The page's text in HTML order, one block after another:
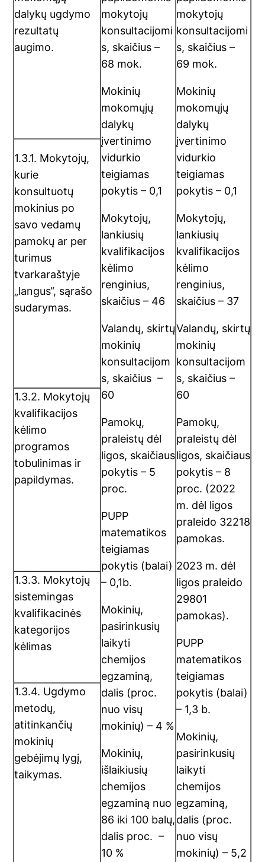
dalykų ugdymo
rezultatų
augimo.
mokytojų
konsultacijomi
s, skaičius –
68 mok.
Mokinių
mokomųjų
dalykų
įvertinimo
vidurkio
teigiamas
pokytis – 0,1
Mokytojų,
lankiusių
kvalifikacijos
kėlimo
renginius,
skaičius – 46
Valandų, skirtų
mokinių
konsultacijom
s, skaičius –
60
Pamokų,
praleistų dėl
ligos, skaičiaus
pokytis – 5
proc.
PUPP
matematikos
teigiamas
pokytis (balai)
– 0,1b.
Mokinių,
pasirinkusių
laikyti
chemijos
egzaminą,
dalis (proc.
nuo visų
mokinių) – 4 %
Mokinių,
išlaikiusių
chemijos
egzaminą nuo
86 iki 100 balų,
dalis proc. –
10 %
mokytojų
konsultacijomi
s, skaičius –
69 mok.
Mokinių
mokomųjų
dalykų
įvertinimo
vidurkio
teigiamas
pokytis – 0,1
Mokytojų,
lankiusių
kvalifikacijos
kėlimo
renginius,
skaičius – 37
Valandų, skirtų
mokinių
konsultacijom
s, skaičius –
60
Pamokų,
praleistų dėl
ligos, skaičiaus
pokytis – 8
proc. (2022
m. dėl ligos
praleido 32218
pamokas.
2023 m. dėl
ligos praleido
29801
pamokas).
PUPP
matematikos
teigiamas
pokytis (balai)
– 1,3 b.
Mokinių,
pasirinkusių
laikyti
chemijos
egzaminą,
dalis (proc.
nuo visų
mokinių) – 5,2
1.3.1. Mokytojų,
kurie
konsultuotų
mokinius po
savo vedamų
pamokų ar per
turimus
tvarkaraštyje
„langus“, sąrašo
sudarymas.
1.3.2. Mokytojų
kvalifikacijos
kėlimo
programos
tobulinimas ir
papildymas.
1.3.3. Mokytojų
sistemingas
kvalifikacinės
kategorijos
kėlimas
1.3.4. Ugdymo
metodų,
atitinkančių
mokinių
gebėjimų lygį,
taikymas.